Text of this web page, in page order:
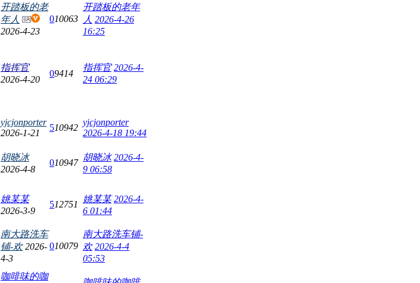
开踏板的老
年人
2026-4-23
010063
开踏板的老年
人 2026-4-26
16:25
指挥官
2026-4-20
09414
指挥官 2026-4-
24 06:29
yjcjonporter
2026-1-21
510942
yjcjonporter
2026-4-18 19:44
胡晓冰
2026-4-8
010947
胡晓冰 2026-4-
9 06:58
姚某某
2026-3-9
512751
姚某某 2026-4-
6 01:44
南大路洗车
铺-欢 2026-
4-3
010079
南大路洗车铺-
欢 2026-4-4
05:53
咖啡味的咖